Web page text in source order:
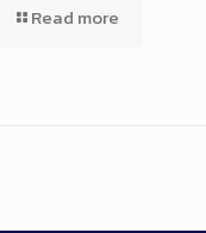
Read more